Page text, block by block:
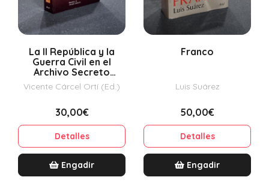
La II República y la
Guerra Civil en el
Archivo Secreto
Vaticano I-2
Vicente Cárcel Ortí (Ed.)
30,00€
Detalles
Engadir
Franco
Luis Suárez
50,00€
Detalles
Engadir